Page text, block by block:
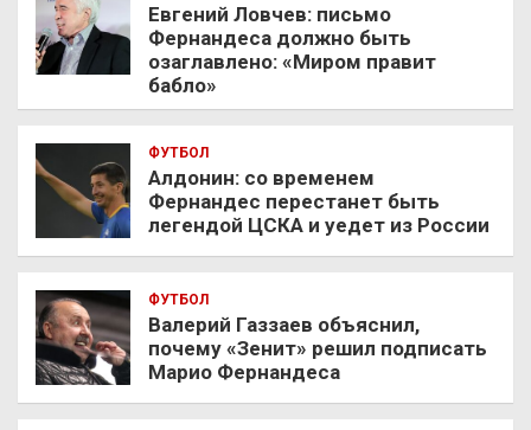
Евгений Ловчев: письмо
Фернандеса должно быть
озаглавлено: «Миром правит
бабло»
ФУТБОЛ
Алдонин: со временем
Фернандес перестанет быть
легендой ЦСКА и уедет из России
ФУТБОЛ
Валерий Газзаев объяснил,
почему «Зенит» решил подписать
Марио Фернандеса